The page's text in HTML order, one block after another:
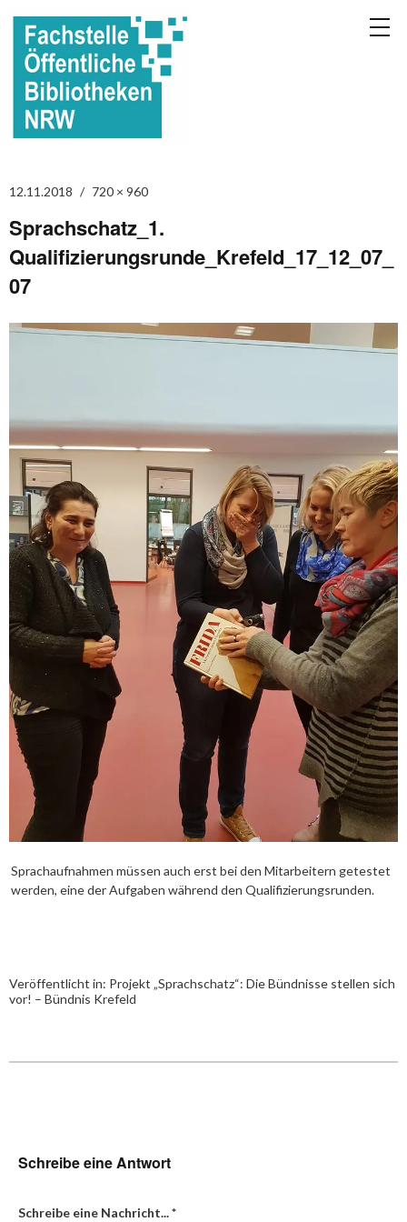
12.11.2018 720 × 960
Sprachschatz_1.
Qualifizierungsrunde_Krefeld_17_12_07_
07
Sprachaufnahmen müssen auch erst bei den Mitarbeitern getestet
werden, eine der Aufgaben während den Qualifizierungsrunden.
Veröffentlicht in: Projekt „Sprachschatz“: Die Bündnisse stellen sich
vor! – Bündnis Krefeld
Schreibe eine Antwort
Schreibe eine Nachricht...*